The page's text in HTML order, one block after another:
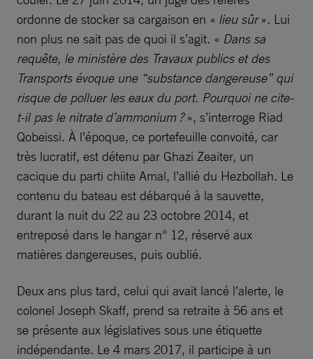
ordonne de stocker sa cargaison en « lieu sûr». Lui
non plus ne sait pas de quoi il s’agit. « Dans sa
requête, le ministère des Travaux publics et des
Transports évoque une “substance dangereuse” qui
risque de polluer les eaux du port. Pourquoi ne cite-
t-il pas le nitrate d’ammonium ?», s’interroge Riad
Qobeissi. À l’époque, ce portefeuille convoité, car
très lucratif, est détenu par Ghazi Zeaiter, un
cacique du parti chiite Amal, l’allié du Hezbollah. Le
contenu du bateau est débarqué à la sauvette,
durant la nuit du 22 au 23 octobre 2014, et
entreposé dans le hangar n° 12, réservé aux
matières dangereuses, puis oublié.
Deux ans plus tard, celui qui avait lancé l’alerte, le
colonel Joseph Skaff, prend sa retraite à 56 ans et
se présente aux législatives sous une étiquette
indépendante. Le 4 mars 2017, il participe à un